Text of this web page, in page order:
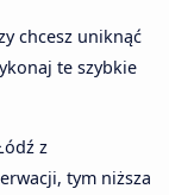
chcesz uniknąć
te szybkie
z
tym niższa